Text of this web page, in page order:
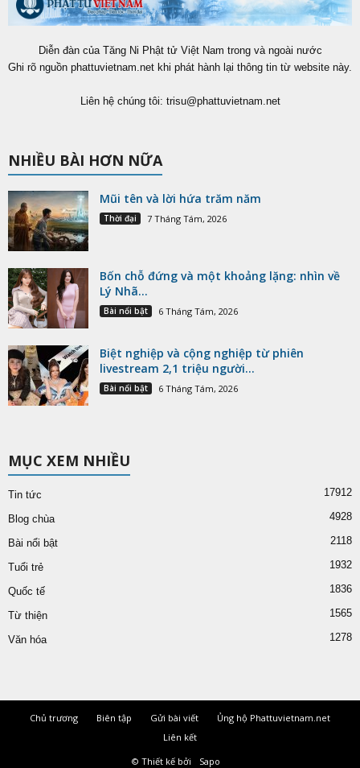
Diễn đàn của Tăng Ni Phật tử Việt Nam trong và ngoài nước
Ghi rõ nguồn phattuvietnam.net khi phát hành lại thông tin từ website này.
Liên hệ chúng tôi: trisu@phattuvietnam.net
NHIỀU BÀI HƠN NỮA
Mũi tên và lời hứa trăm năm
Thời đại 7 Tháng Tám, 2026
Bốn chỗ đứng và một khoảng lặng: nhìn về
Lý Nhã...
Bài nổi bật 6 Tháng Tám, 2026
Biệt nghiệp và cộng nghiệp từ phiên
livestream 2,1 triệu người...
Bài nổi bật 6 Tháng Tám, 2026
MỤC XEM NHIỀU
Tin tức 17912
Blog chùa 4928
Bài nổi bật 2118
Tuổi trẻ 1932
Quốc tế 1836
Từ thiện 1565
Văn hóa 1278
Chủ trương Biên tập Gửi bài viết
Ủng hộ Phattuvietnam.net
Liên kết
© Thiết kế bởi
Sapo